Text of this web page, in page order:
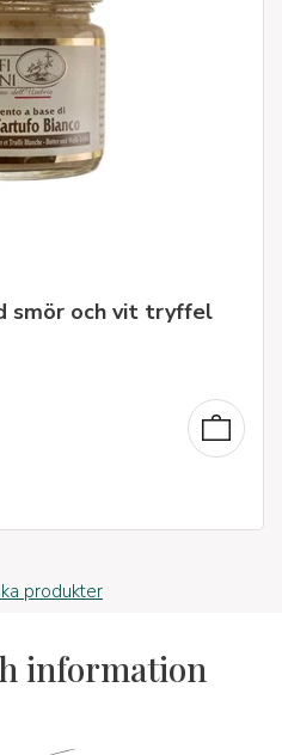
smör och vit tryffel
produkter
information